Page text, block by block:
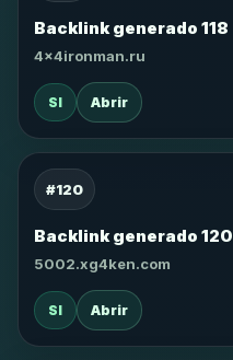
Backlink generado 118
4x4ironman.ru
SI Abrir
#120
Backlink generado 120
5002.xg4ken.com
SI Abrir